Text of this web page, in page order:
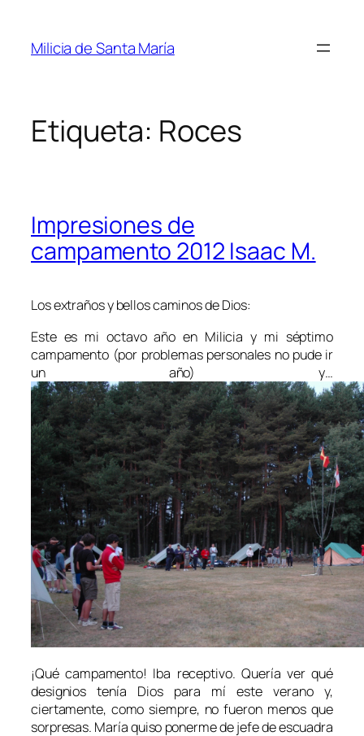
contenido
Milicia de Santa María
Etiqueta: Roces
Impresiones de
campamento 2012 Isaac M.
Los extraños y bellos caminos de Dios:
Este es mi octavo año en Milicia y mi séptimo
campamento (por problemas personales no pude ir
un año) y…
¡Qué campamento! Iba receptivo. Quería ver qué
designios tenía Dios para mí este verano y,
ciertamente, como siempre, no fueron menos que
sorpresas. María quiso ponerme de jefe de escuadra